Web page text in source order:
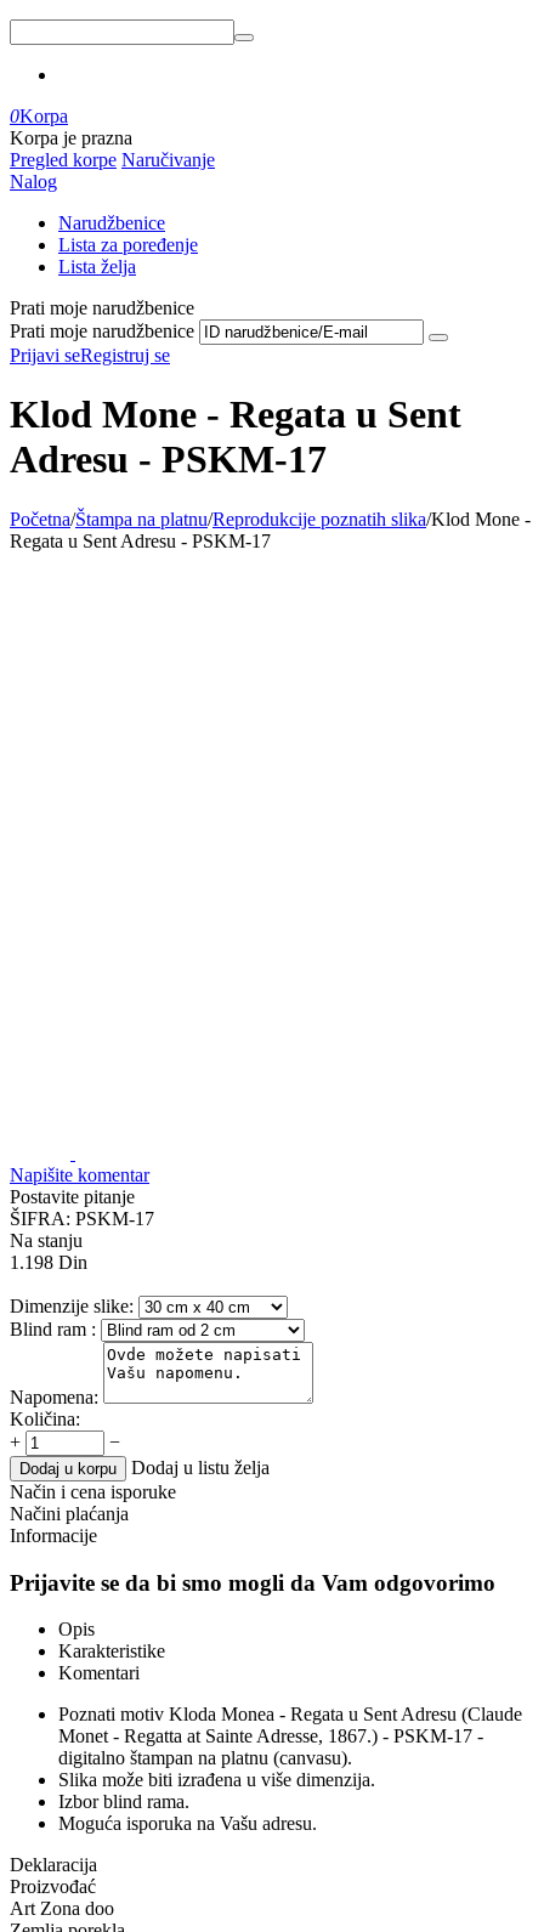
0Korpa
Korpa je prazna
Pregled korpe Naručivanje
Nalog
Narudžbenice
Lista za poređenje
Lista želja
Prati moje narudžbenice
Prati moje narudžbenice
Prijavi seRegistruj se
Klod Mone - Regata u Sent
Adresu - PSKM-17
Početna/Štampa na platnu/Reprodukcije poznatih slika/Klod Mone -
Regata u Sent Adresu - PSKM-17
Napišite komentar
Postavite pitanje
ŠIFRA: PSKM-17
Na stanju
1.198 Din
Dimenzije slike:
Blind ram :
Napomena:
Količina:
+
−
Dodaj u korpu
Dodaj u listu želja
Način i cena isporuke
Načini plaćanja
Informacije
Prijavite se da bi smo mogli da Vam odgovorimo
Opis
Karakteristike
Komentari
Poznati motiv Kloda Monea - Regata u Sent Adresu (Claude
Monet - Regatta at Sainte Adresse, 1867.) - PSKM-17 -
digitalno štampan na platnu (canvasu).
Slika može biti izrađena u više dimenzija.
Izbor blind rama.
Moguća isporuka na Vašu adresu.
Deklaracija
Proizvođać
Art Zona doo